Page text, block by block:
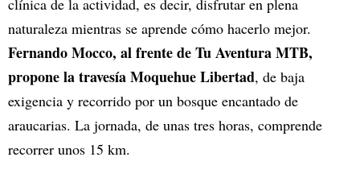
naturaleza mientras se aprende cómo hacerlo mejor.
Fernando Mocco, al frente de Tu Aventura MTB,
propone la travesía Moquehue Libertad, de baja
exigencia y recorrido por un bosque encantado de
araucarias. La jornada, de unas tres horas, comprende
recorrer unos 15 km.